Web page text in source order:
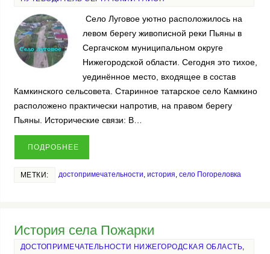
Село Луговое уютно расположилось на
левом берегу живописной реки Пьяны в
Сергачском муниципальном округе
Нижегородской области. Сегодня это тихое,
уединённое место, входящее в состав
Камкинского сельсовета. Старинное татарское село Камкино
расположено практически напротив, на правом берегу
Пьяны. Исторические связи: В…
ПОДРОБНЕЕ
МЕТКИ: достопримечательности, история, село Погореловка
История села Пожарки
ДОСТОПРИМЕЧАТЕЛЬНОСТИ НИЖЕГОРОДСКАЯ ОБЛАСТЬ,